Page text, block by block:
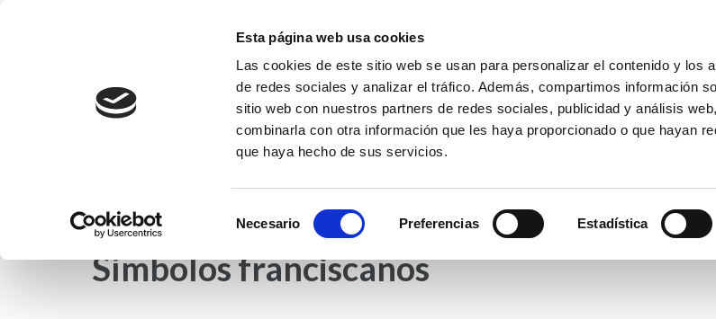
Esta página web usa cookies
Las cookies de este sitio web se usan para personalizar el contenido y los
de redes sociales y analizar el tráfico. Además, compartimos información
sitio web con nuestros partners de redes sociales, publicidad y análisis
combinarla con otra información que les haya proporcionado o que hayan
que haya hecho de sus servicios.
de
Necesario Preferencias Estadística
Fundación EFI-Colegio La Purísima Alzira
Fundación Educativa Franciscanas de la Inmaculada
COLEGIO EFI ETAPAS HEMEROTECA PREMIOS
Símbolos franciscanos